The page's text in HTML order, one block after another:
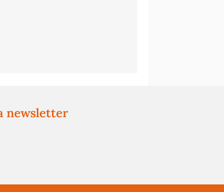
newsletter